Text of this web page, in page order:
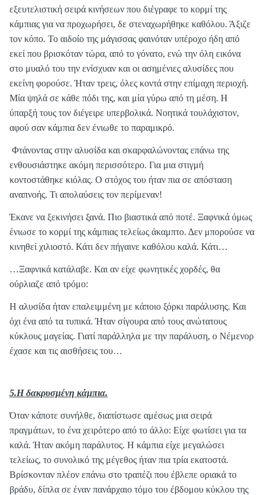
εξευτελιστική σειρά κινήσεων που διέγραφε το κορμί της
κάμπιας για να προχωρήσει, δε στεναχωρήθηκε καθόλου. Άξιζε
τον κόπο. Το αιδοίο της μάγισσας φαινόταν υπέροχο ήδη από
εκεί που βρισκόταν τώρα, από το γόνατο, ενώ την όλη εικόνα
στο μυαλό του την ενίσχυαν και οι ασημένιες αλυσίδες που
εκείνη φορούσε. Ήταν τρεις, όλες κοντά στην επίμαχη περιοχή.
Μία ψηλά σε κάθε πόδι της, και μία γύρω από τη μέση. Η
ύπαρξή τους τον διέγειρε υπερβολικά. Νοητικά τουλάχιστον,
αφού σαν κάμπια δεν ένιωθε το παραμικρό.
Φτάνοντας στην αλυσίδα και σκαρφαλώνοντας επάνω της
ενθουσιάστηκε ακόμη περισσότερο. Για μια στιγμή
κοντοστάθηκε κιόλας. Ο στόχος του ήταν πια σε απόσταση
αναπνοής. Τι απολαύσεις τον περίμεναν!
Έκανε να ξεκινήσει ξανά. Πιο βιαστικά από ποτέ. Ξαφνικά όμως
ένιωσε το κορμί της κάμπιας τελείως άκαμπτο. Δεν μπορούσε να
κινηθεί χιλιοστό. Κάτι δεν πήγαινε καθόλου καλά. Κάτι…
…Ξαφνικά κατάλαβε. Και αν είχε φωνητικές χορδές, θα
ούρλιαζε από τρόμο:
Η αλυσίδα ήταν επαλειμμένη με κάποιο ξόρκι παράλυσης. Και
όχι ένα από τα τυπικά. Ήταν σίγουρα από τους ανώτατους
κύκλους μαγείας. Γιατί παράλληλα με την παράλυση, ο Νέμενορ
έχασε και τις αισθήσεις του…
5.Η δακρυσμένη κάμπια.
Όταν κάποτε συνήλθε, διαπίστωσε αμέσως μια σειρά
πραγμάτων, το ένα χειρότερο από το άλλο: Είχε φωτίσει για τα
καλά. Ήταν ακόμη παράλυτος. Η κάμπια είχε μεγαλώσει
τελείως, το συνολικό της μέγεθος ήταν πια τρία εκατοστά.
Βρίσκονταν πλέον επάνω στο τραπέζι που έβλεπε οριακά το
βράδυ, δίπλα σε έναν πανάρχαιο τόμο του έβδομου κύκλου της